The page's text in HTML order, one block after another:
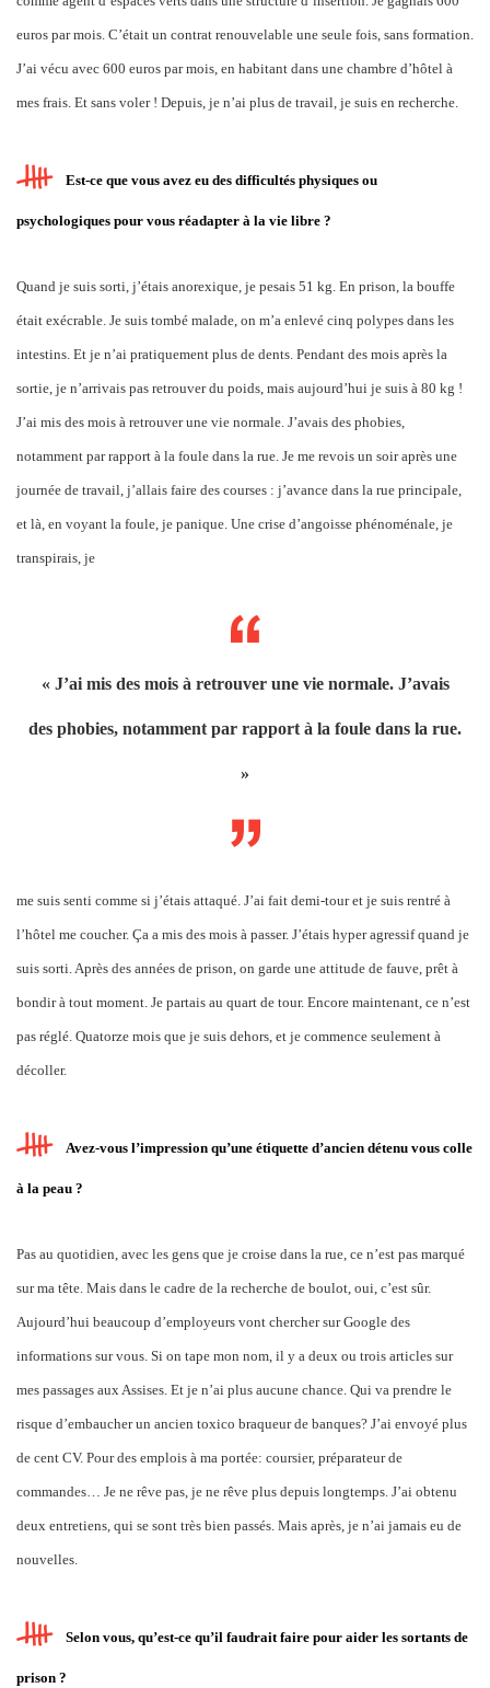
euros par mois. C’était un contrat renouvelable une seule fois, sans formation.
J’ai vécu avec 600 euros par mois, en habitant dans une chambre d’hôtel à
mes frais. Et sans voler ! Depuis, je n’ai plus de travail, je suis en recherche.
Est-ce que vous avez eu des difficultés physiques ou
psychologiques pour vous réadapter à la vie libre ?
Quand je suis sorti, j’étais anorexique, je pesais 51 kg. En prison, la bouffe
était exécrable. Je suis tombé malade, on m’a enlevé cinq polypes dans les
intestins. Et je n’ai pratiquement plus de dents. Pendant des mois après la
sortie, je n’arrivais pas retrouver du poids, mais aujourd’hui je suis à 80 kg !
J’ai mis des mois à retrouver une vie normale. J’avais des phobies,
notamment par rapport à la foule dans la rue. Je me revois un soir après une
journée de travail, j’allais faire des courses : j’avance dans la rue principale,
et là, en voyant la foule, je panique. Une crise d’angoisse phénoménale, je
transpirais, je
« J’ai mis des mois à retrouver une vie normale. J’avais
des phobies, notamment par rapport à la foule dans la rue.
»
me suis senti comme si j’étais attaqué. J’ai fait demi-tour et je suis rentré à
l’hôtel me coucher. Ça a mis des mois à passer. J’étais hyper agressif quand je
suis sorti. Après des années de prison, on garde une attitude de fauve, prêt à
bondir à tout moment. Je partais au quart de tour. Encore maintenant, ce n’est
pas réglé. Quatorze mois que je suis dehors, et je commence seulement à
décoller.
Avez-vous l’impression qu’une étiquette d’ancien détenu vous colle
à la peau ?
Pas au quotidien, avec les gens que je croise dans la rue, ce n’est pas marqué
sur ma tête. Mais dans le cadre de la recherche de boulot, oui, c’est sûr.
Aujourd’hui beaucoup d’employeurs vont chercher sur Google des
informations sur vous. Si on tape mon nom, il y a deux ou trois articles sur
mes passages aux Assises. Et je n’ai plus aucune chance. Qui va prendre le
risque d’embaucher un ancien toxico braqueur de banques? J’ai envoyé plus
de cent CV. Pour des emplois à ma portée: coursier, préparateur de
commandes… Je ne rêve pas, je ne rêve plus depuis longtemps. J’ai obtenu
deux entretiens, qui se sont très bien passés. Mais après, je n’ai jamais eu de
nouvelles.
Selon vous, qu’est-ce qu’il faudrait faire pour aider les sortants de
prison ?